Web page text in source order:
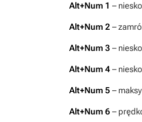
Alt+Num 1 –
Alt+Num 2 –
Alt+Num 3 –
Alt+Num 4 –
Alt+Num 5 –
Alt+Num 6 –